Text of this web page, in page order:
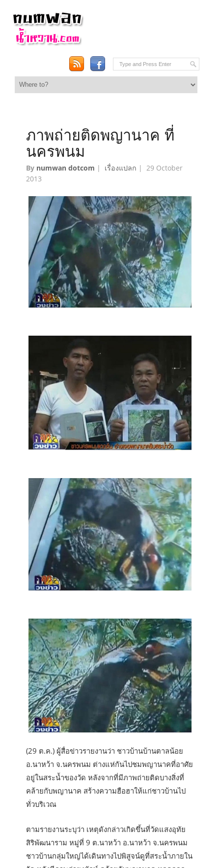
ภาพถ่ายติดพญานาค ที่
นครพนม
By numwan dotcom | เรื่องแปลก |29 October
2013
(29 ต.ค.) ผู้สื่อข่าวรายงานว่า ชาวบ้านบ้านตาลน้อย
อ.นาหว้า จ.นครพนม ต่างแห่กันไปชมพญานาคที่อาศัย
อยู่ในสระน้ำของวัด หลังจากที่มีภาพถ่ายติดบางสิ่งที่
คล้ายกับพญานาค สร้างความฮือฮาให้แก่ชาวบ้านไป
ทั่วบริเวณ
ตามรายงานระบุว่า เหตุดังกล่าวเกิดขึ้นที่วัดแสงอุทัย
สิริพัฒนาราม หมู่ที่ 9 ต.นาหว้า อ.นาหว้า จ.นครพนม
ชาวบ้านกลุ่มใหญ่ได้เดินทางไปพิสูจน์ดูที่สระน้ำภายใน